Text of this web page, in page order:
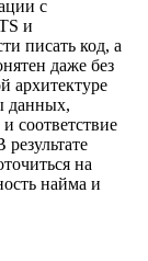
с
и
писать код, а
даже без
архитектуре
данных,
соответствие
на
найма и